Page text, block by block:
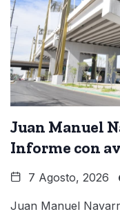
Juan Manuel
Informe con
7 Agosto, 2026
Juan Manuel